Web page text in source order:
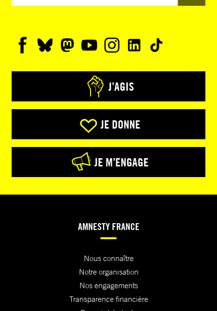
J’AGIS
JE DONNE
JE M’ENGAGE
AMNESTY FRANCE
Nous connaître
Notre organisation
Nos engagements
Transparence financière